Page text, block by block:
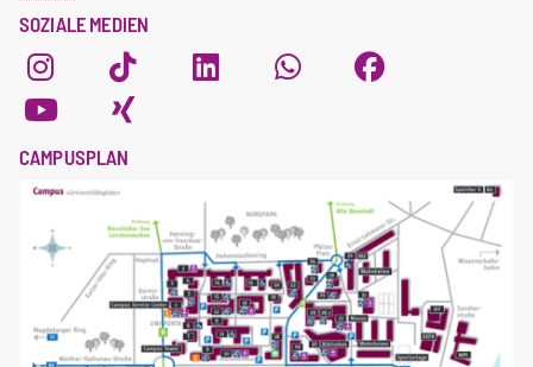
SOZIALE MEDIEN
CAMPUSPLAN